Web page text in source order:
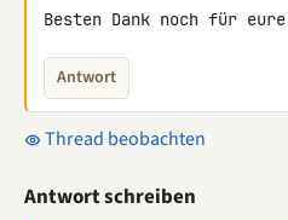
Besten Dank noch für
Antwort
Thread beobachten
Antwort schreiben